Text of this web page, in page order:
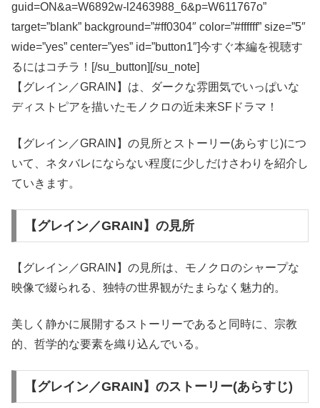
guid=ON&a=W6892w-l2463988_6&p=W611767o”
target=”blank” background=”#ff0304″ color=”#ffffff” size=”5″
wide=”yes” center=”yes” id=”button1″]今すぐ本編を視聴す
るにはコチラ！[/su_button][/su_note]
【グレイン／GRAIN】は、ダークな雰囲気でいっぱいな
ディストピアを描いたモノクロの近未来SFドラマ！
【グレイン／GRAIN】の見所とストーリー(あらすじ)につ
いて、ネタバレにならない程度に少しだけさわりを紹介し
ていきます。
【グレイン／GRAIN】の見所
【グレイン／GRAIN】の見所は、モノクロのシャープな
映像で綴られる、独特の世界観がたまらなく魅力的。
美しく静かに展開するストーリーであると同時に、宗教
的、哲学的な要素を織り込んでいる。
【グレイン／GRAIN】のストーリー(あらすじ)